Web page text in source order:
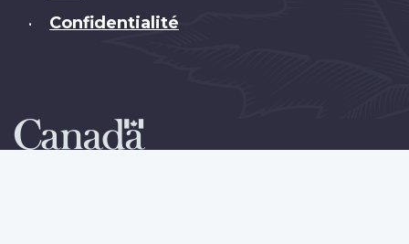
• Confidentialité